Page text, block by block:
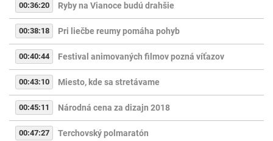
00:36:20 Ryby na Vianoce budú drahšie
00:38:18 Pri liečbe reumy pomáha pohyb
00:40:44 Festival animovaných filmov pozná víťazov
00:43:10 Miesto, kde sa stretávame
00:45:11 Národná cena za dizajn 2018
00:47:27 Terchovský polmaratón